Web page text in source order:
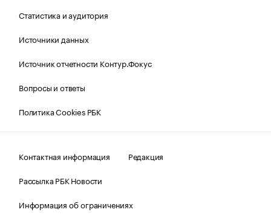
Статистика и аудитория
Источники данных
Источник отчетности Контур.Фокус
Вопросы и ответы
Политика Cookies РБК
Контактная информация
Редакция
Рассылка РБК Новости
Информация об ограничениях